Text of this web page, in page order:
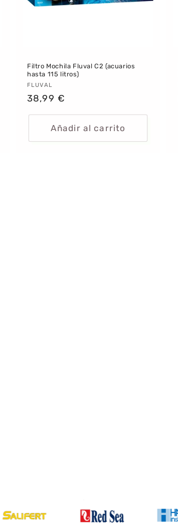
Filtro Mochila Fluval C2 (acuarios
hasta 115 litros)
Proveedor:
FLUVAL
Precio
38,99 €
Añadir al carrito